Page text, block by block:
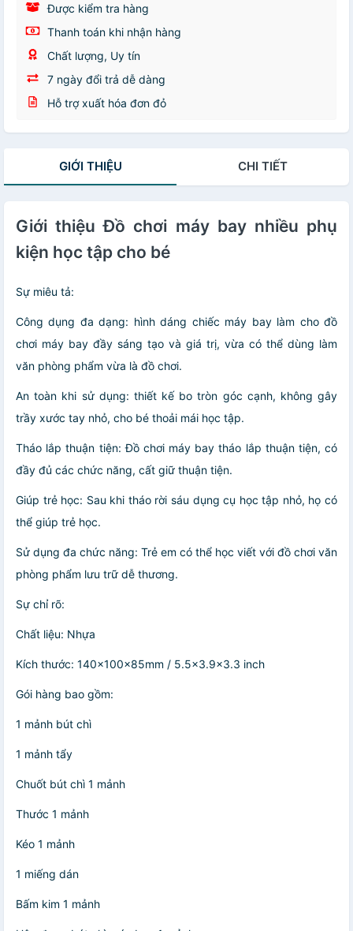
Được kiểm tra hàng
Thanh toán khi nhận hàng
Chất lượng, Uy tín
7 ngày đổi trả dễ dàng
Hỗ trợ xuất hóa đơn đỏ
GIỚI THIỆU CHI TIẾT
Giới thiệu Đồ chơi máy bay nhiều phụ
kiện học tập cho bé
Sự miêu tả:
Công dụng đa dạng: hình dáng chiếc máy bay làm cho đồ
chơi máy bay đầy sáng tạo và giá trị, vừa có thể dùng làm
văn phòng phẩm vừa là đồ chơi.
An toàn khi sử dụng: thiết kế bo tròn góc cạnh, không gây
trầy xước tay nhỏ, cho bé thoải mái học tập.
Tháo lắp thuận tiện: Đồ chơi máy bay tháo lắp thuận tiện, có
đầy đủ các chức năng, cất giữ thuận tiện.
Giúp trẻ học: Sau khi tháo rời sáu dụng cụ học tập nhỏ, họ có
thể giúp trẻ học.
Sử dụng đa chức năng: Trẻ em có thể học viết với đồ chơi văn
phòng phẩm lưu trữ dễ thương.
Sự chỉ rõ:
Chất liệu: Nhựa
Kích thước: 140x100x85mm / 5.5x3.9x3.3 inch
Gói hàng bao gồm:
1 mảnh bút chì
1 mảnh tẩy
Chuốt bút chì 1 mảnh
Thước 1 mảnh
Kéo 1 mảnh
1 miếng dán
Bấm kim 1 mảnh